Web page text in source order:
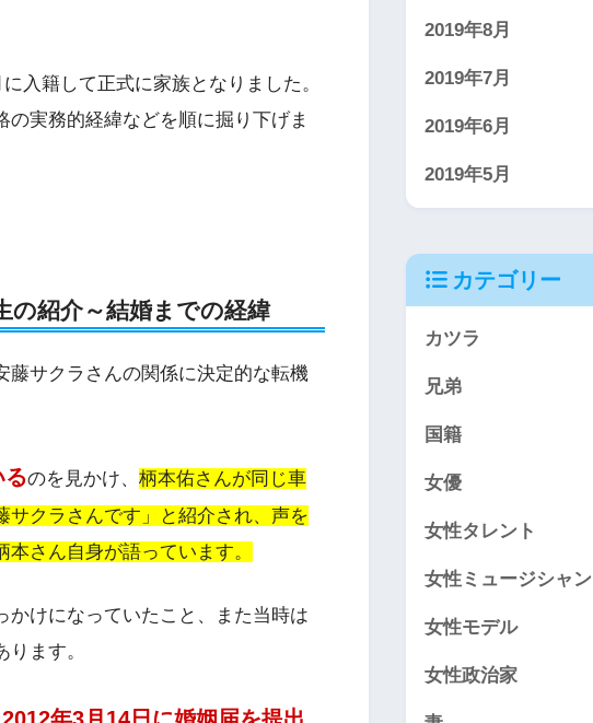
入籍して正式に家族となりました。
実務的経緯などを順に掘り下げま
の紹介～結婚までの経緯
藤サクラさんの関係に決定的な転機
るのを見かけ、 柄本佑さんが同じ車
サクラさんです」と紹介され、声を
さん自身が語っています。
かけになっていたこと、また当時は
ます。
2019年8月
2019年7月
2019年6月
2019年5月
カテゴリー
カツラ
兄弟
国籍
女優
女性タレント
女性ミュージシャン
女性モデル
女性政治家